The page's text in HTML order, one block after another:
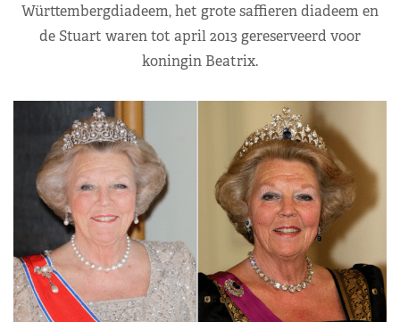
Württembergdiadeem, het grote saffieren diadeem en
de Stuart waren tot april 2013 gereserveerd voor
koningin Beatrix.